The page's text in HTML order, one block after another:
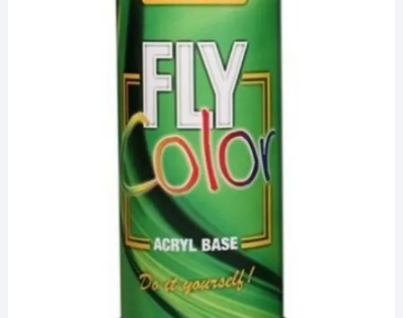
¡Hola! Soy el asesor virtual de Ferretería El Arroyo.
Cuéntame qué necesitas y te ayudo a encontrarlo,
aunque no sepas el nombre exacto